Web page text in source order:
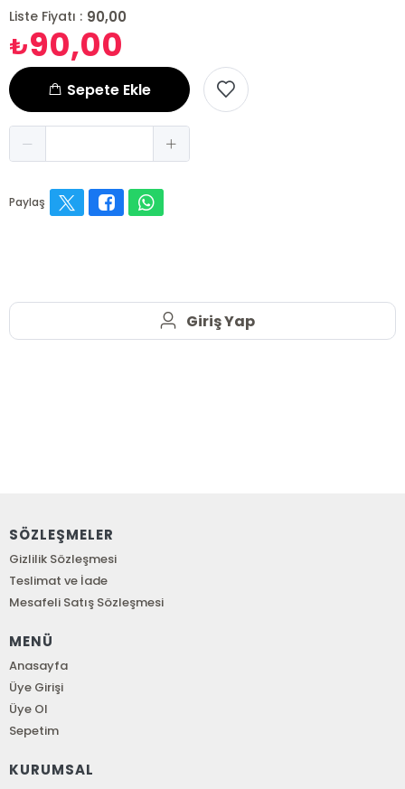
Liste Fiyatı : 90,00
₺90,00
Sepete Ekle
Paylaş
Giriş Yap
SÖZLEŞMELER
Gizlilik Sözleşmesi
Teslimat ve İade
Mesafeli Satış Sözleşmesi
MENÜ
Anasayfa
Üye Girişi
Üye Ol
Sepetim
KURUMSAL